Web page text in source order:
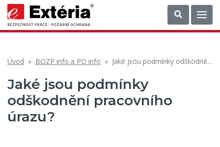
Úvod » BOZP info a PO info » Jaké jsou podmínky odškodnění pracovního úrazu?
Jaké jsou podmínky
odškodnění pracovního
úrazu?